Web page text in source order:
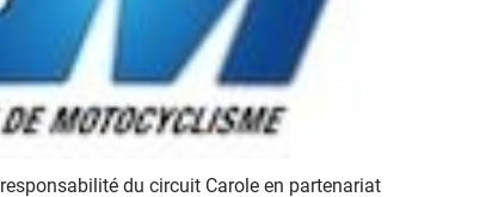
du circuit Carole en partenariat